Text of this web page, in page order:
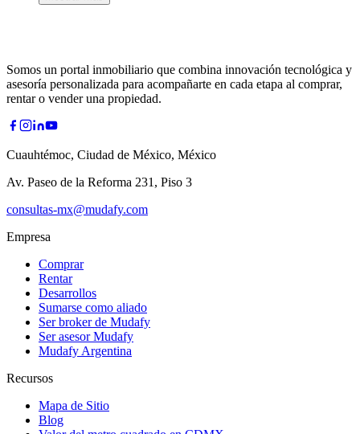
Somos un portal inmobiliario que combina innovación tecnológica y
asesoría personalizada para acompañarte en cada etapa al comprar,
rentar o vender una propiedad.
Cuauhtémoc, Ciudad de México, México
Av. Paseo de la Reforma 231, Piso 3
consultas-mx@mudafy.com
Empresa
Comprar
Rentar
Desarrollos
Sumarse como aliado
Ser broker de Mudafy
Ser asesor Mudafy
Mudafy Argentina
Recursos
Mapa de Sitio
Blog